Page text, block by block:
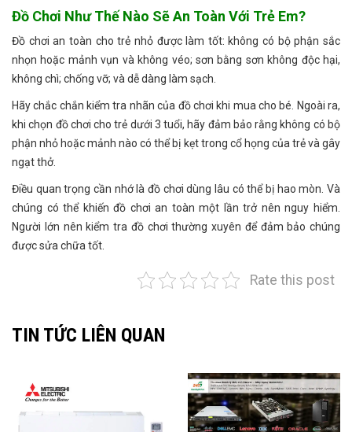
Đồ Chơi Như Thế Nào Sẽ An Toàn Với Trẻ Em?
Đồ chơi an toàn cho trẻ nhỏ được làm tốt: không có bộ phận sắc
nhọn hoặc mảnh vụn và không véo; sơn bằng sơn không độc hại,
không chì; chống vỡ; và dễ dàng làm sạch.
Hãy chắc chắn kiểm tra nhãn của đồ chơi khi mua cho bé. Ngoài ra,
khi chọn đồ chơi cho trẻ dưới 3 tuổi, hãy đảm bảo rằng không có bộ
phận nhỏ hoặc mảnh nào có thể bị kẹt trong cổ họng của trẻ và gây
ngạt thở.
Điều quan trọng cần nhớ là đồ chơi dùng lâu có thể bị hao mòn. Và
chúng có thể khiến đồ chơi an toàn một lần trở nên nguy hiểm.
Người lớn nên kiểm tra đồ chơi thường xuyên để đảm bảo chúng
được sửa chữa tốt.
Rate this post
TIN TỨC LIÊN QUAN